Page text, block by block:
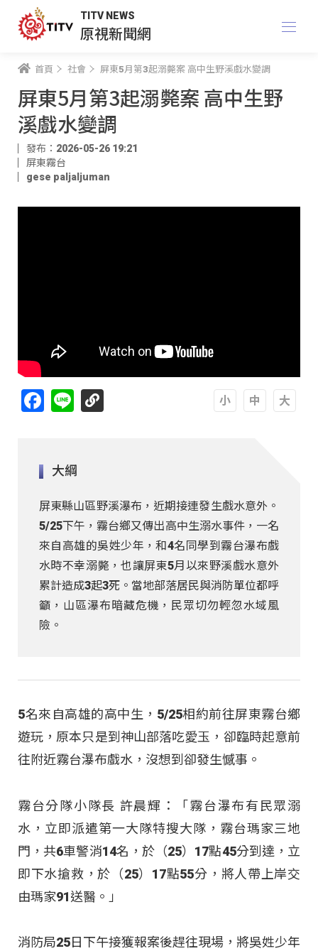
TITV NEWS
原視新聞網
首頁 社會 屏東5月第3起溺斃案 高中生野溪戲水變調
屏東5月第3起溺斃案 高中生野
溪戲水變調
發布：2026-05-26 19:21
屏東霧台
gese paljaljuman
Facebook
Line
大綱
屏東縣山區野溪瀑布，近期接連發生戲水意外。
5/25下午，霧台鄉又傳出高中生溺水事件，一名
來自高雄的吳姓少年，和4名同學到霧台瀑布戲
水時不幸溺斃，也讓屏東5月以來野溪戲水意外
累計造成3起3死。當地部落居民與消防單位都呼
籲，山區瀑布暗藏危機，民眾切勿輕忽水域風
險。
5名來自高雄的高中生，5/25相約前往屏東霧台鄉
遊玩，原本只是到神山部落吃愛玉，卻臨時起意前
往附近霧台瀑布戲水，沒想到卻發生憾事。
霧台分隊小隊長 許晨輝：「霧台瀑布有民眾溺
水，立即派遣第一大隊特搜大隊，霧台瑪家三地
門，共6車警消14名，於（25）17點45分到達，立
即下水搶救，於（25）17點55分，將人帶上岸交
由瑪家91送醫。」
消防局25日下午接獲報案後趕往現場，將吳姓少年